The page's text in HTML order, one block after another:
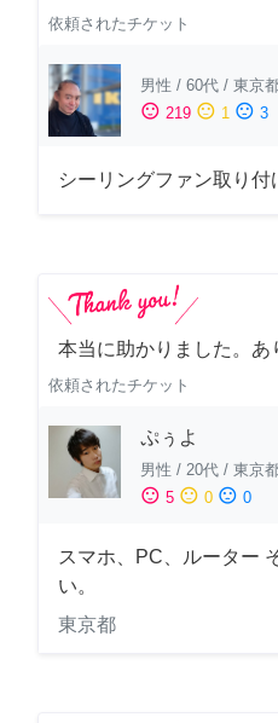
依頼されたチケット
男性 / 60代 / 東京
sentiment_satisfied 219 sentiment_neutral 1 sentiment_dissatisfied 3
シーリングファン取り付
本当に助かりました。あ
依頼されたチケット
ぷぅよ
男性 / 20代 / 東京
sentiment_satisfied 5 sentiment_neutral 0 sentiment_dissatisfied 0
スマホ、PC、ルーター
い。
東京都